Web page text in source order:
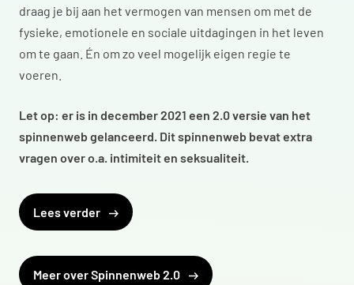
draag je bij aan het vermogen van mensen om met de
fysieke, emotionele en sociale uitdagingen in het leven
om te gaan. Én om zo veel mogelijk eigen regie te
voeren.
Let op: er is in december 2021 een 2.0 versie van het
spinnenweb gelanceerd. Dit spinnenweb bevat extra
vragen over o.a. intimiteit en seksualiteit.
Lees verder
Meer over Spinnenweb 2.0